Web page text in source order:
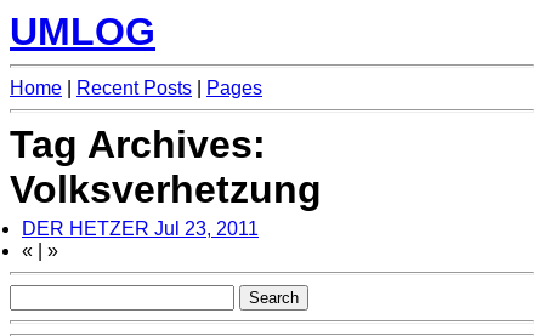
UMLOG
Home Recent Posts Pages
Tag Archives:
Volksverhetzung
DER HETZER Jul 23, 2011
«
»